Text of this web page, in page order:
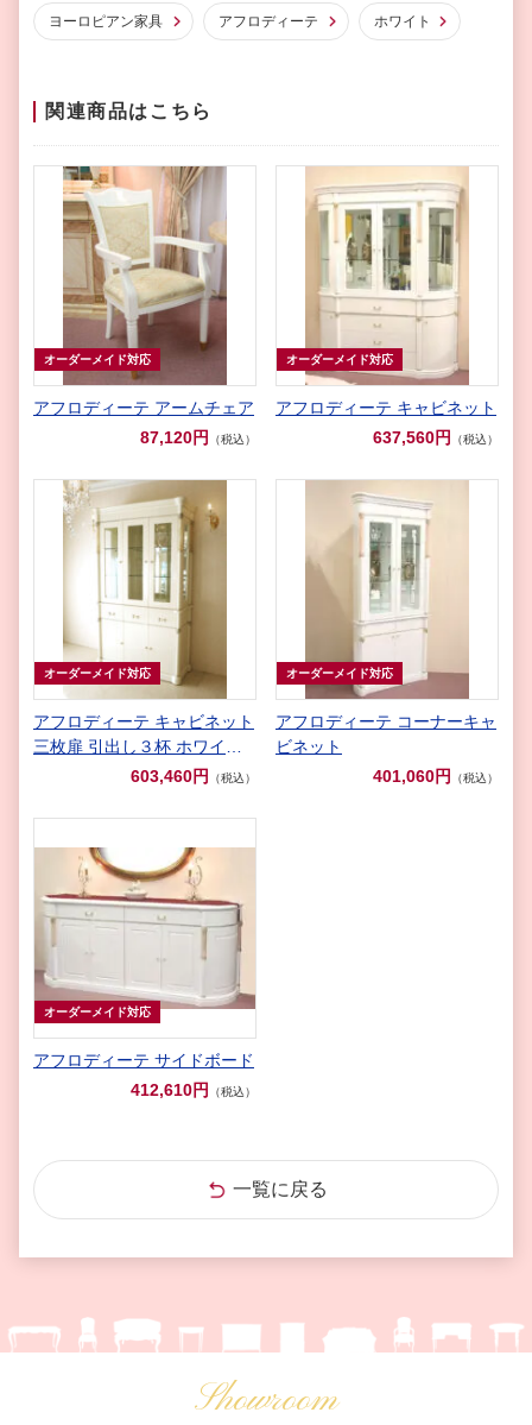
ヨーロピアン家具 アフロディーテ ホワイト
関連商品はこちら
オーダーメイド対応
アフロディーテ アームチェア
87,120円
（税込）
オーダーメイド対応
アフロディーテ キャビネット
637,560円
（税込）
オーダーメイド対応
アフロディーテ キャビネット
三枚扉 引出し３杯 ホワイト
グロス色 オニキスナチュラル
603,460円 （税込）
オーダーメイド対応
アフロディーテ コーナーキャ
ビネット
401,060円
（税込）
オーダーメイド対応
アフロディーテ サイドボード
412,610円
（税込）
一覧に戻る
Showroom